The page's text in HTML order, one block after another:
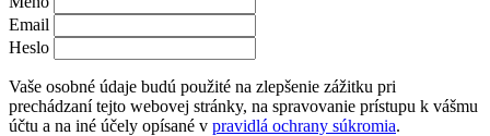
Email
Heslo
Vaše osobné údaje budú použité na zlepšenie zážitku pri
prechádzaní tejto webovej stránky, na spravovanie prístupu k vášmu
účtu a na iné účely opísané v pravidlá ochrany súkromia.